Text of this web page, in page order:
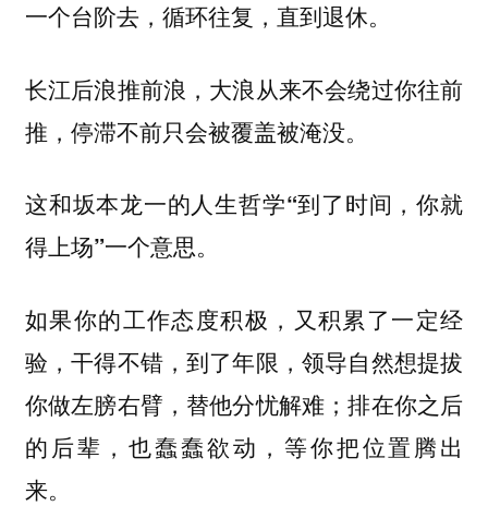
一个台阶去，循环往复，直到退休。
长江后浪推前浪，大浪从来不会绕过你往前
推，停滞不前只会被覆盖被淹没。
这和坂本龙一的人生哲学“到了时间，你就
得上场”一个意思。
如果你的工作态度积极，又积累了一定经
验，干得不错，到了年限，领导自然想提拔
你做左膀右臂，替他分忧解难；排在你之后
的后辈，也蠢蠢欲动，等你把位置腾出
来。